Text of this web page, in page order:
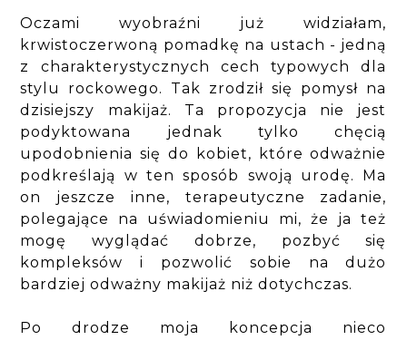
Oczami wyobraźni już widziałam,
krwistoczerwoną pomadkę na ustach - jedną
z charakterystycznych cech typowych dla
stylu rockowego. Tak zrodził się pomysł na
dzisiejszy makijaż. Ta propozycja nie jest
podyktowana jednak tylko chęcią
upodobnienia się do kobiet, które odważnie
podkreślają w ten sposób swoją urodę. Ma
on jeszcze inne, terapeutyczne zadanie,
polegające na uświadomieniu mi, że ja też
mogę wyglądać dobrze, pozbyć się
kompleksów i pozwolić sobie na dużo
bardziej odważny makijaż niż dotychczas.
Po drodze moja koncepcja nieco